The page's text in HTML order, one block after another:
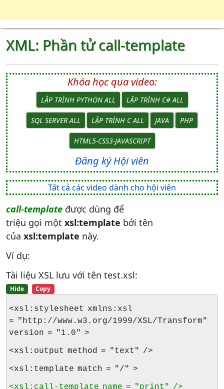
XML: Phần tử call-template
Khóa học qua video:
LẬP TRÌNH PYTHON ALL LẬP TRÌNH C# ALL
SQL SERVER ALL LẬP TRÌNH C ALL JAVA PHP
HTML5-CSS3-JAVASCRIPT
Đăng ký Hội viên
Tất cả các video dành cho hội viên
call-template được dùng để
triệu gọi một xsl:template bởi tên
của xsl:template này.
Ví dụ:
Tài liệu XSL lưu với tên test.xsl:
Hide Copy
<xsl:stylesheet xmlns:xsl
= "http://www.w3.org/1999/XSL/Transform"
version = "1.0" >
<xsl:output method = "text" />
<xsl:template match = "/" >
<xsl:call-template name = "print" />